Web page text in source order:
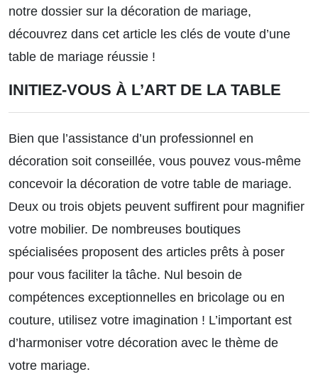
notre dossier sur la décoration de mariage,
découvrez dans cet article les clés de voute d’une
table de mariage réussie !
INITIEZ-VOUS À L’ART DE LA TABLE
Bien que l’assistance d’un professionnel en
décoration soit conseillée, vous pouvez vous-même
concevoir la décoration de votre table de mariage.
Deux ou trois objets peuvent suffirent pour magnifier
votre mobilier. De nombreuses boutiques
spécialisées proposent des articles prêts à poser
pour vous faciliter la tâche. Nul besoin de
compétences exceptionnelles en bricolage ou en
couture, utilisez votre imagination ! L’important est
d’harmoniser votre décoration avec le thème de
votre mariage.